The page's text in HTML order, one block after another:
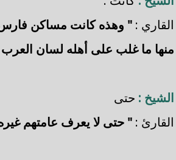
القاري : " وهذه كانت مساكن فارس
منها ما غلب على أهله لسان
الشيخ : حتى
القارئ : " حتى لا يعرف عامتهم